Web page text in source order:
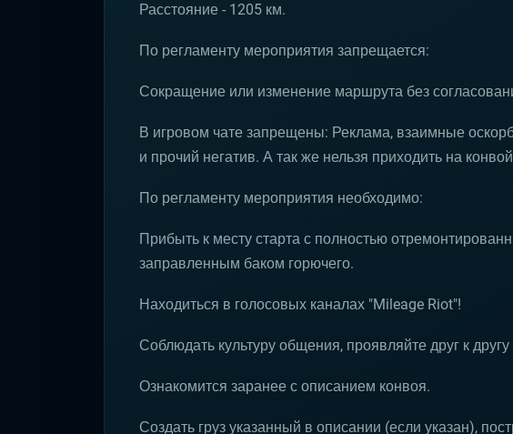
Расстояние - 1205 км.
По регламенту мероприятия запрещается:
Сокращение или изменение маршрута без
В игровом чате запрещены: Реклама, взаимные
и прочий негатив. А так же нельзя приходить на
По регламенту мероприятия необходимо:
Прибыть к месту старта с полностью
заправленным баком горючего.
Находиться в голосовых каналах "Mileage Riot"!
Соблюдать культуру общения, проявляйте друг к
Ознакомится заранее с описанием конвоя.
Создать груз указанный в описании (если указан),